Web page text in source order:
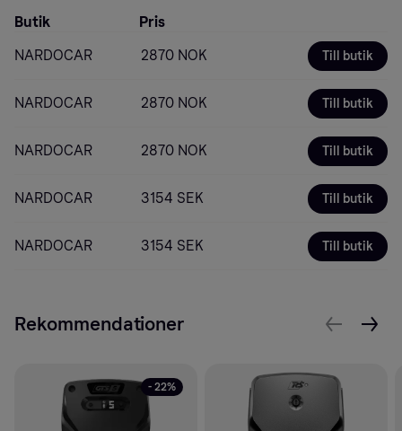
Butik
Pris
NARDOCAR
2870 NOK Till butik
NARDOCAR 2870 NOK Till butik
NARDOCAR 2870 NOK Till butik
NARDOCAR 3154 SEK Till butik
NARDOCAR 3154 SEK Till butik
Rekommendationer
- 22%